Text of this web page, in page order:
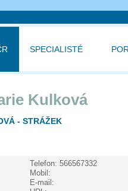
SPECIALISTÉ
Kulková
- STRÁŽEK
Telefon:
Mobil:
E-mail:
566567332